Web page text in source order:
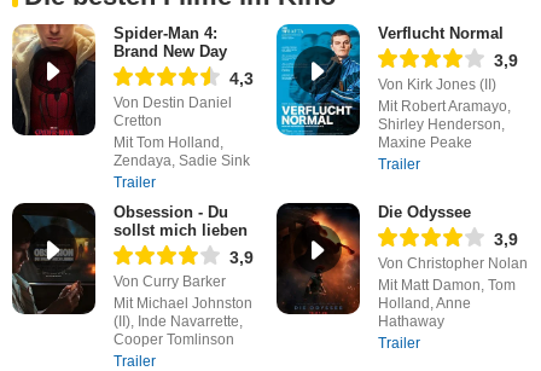
Spider-Man 4:
Brand New Day
4,3
Von Destin Daniel
Cretton
Mit Tom Holland,
Zendaya, Sadie Sink
Trailer
Verflucht Normal
3,9
Von Kirk Jones (II)
Mit Robert Aramayo,
Shirley Henderson,
Maxine Peake
Trailer
Obsession - Du
sollst mich lieben
3,9
Von Curry Barker
Mit Michael Johnston
(II), Inde Navarrette,
Cooper Tomlinson
Trailer
Die Odyssee
3,9
Von Christopher Nolan
Mit Matt Damon, Tom
Holland, Anne
Hathaway
Trailer